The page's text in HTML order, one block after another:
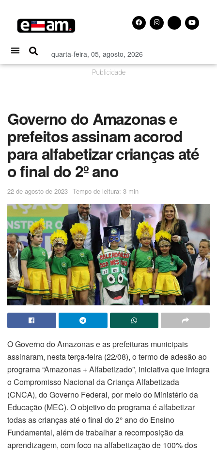
quarta-feira, 05, agosto, 2026
Publicidade
Governo do Amazonas e
prefeitos assinam acorod
para alfabetizar crianças até
o final do 2º ano
22 de agosto de 2023 Tempo de leitura: 3 min
O Governo do Amazonas e as prefeituras municipais
assinaram, nesta terça-feira (22/08), o termo de adesão ao
programa “Amazonas + Alfabetizado”, iniciativa que integra
o Compromisso Nacional da Criança Alfabetizada
(CNCA), do Governo Federal, por meio do Ministério da
Educação (MEC). O objetivo do programa é alfabetizar
todas as crianças até o final do 2° ano do Ensino
Fundamental, além de trabalhar a recomposição da
aprendizagem, com foco na alfabetização de 100% dos